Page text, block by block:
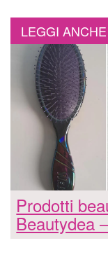
LEGGI ANCHE
Prodotti
Beautydea